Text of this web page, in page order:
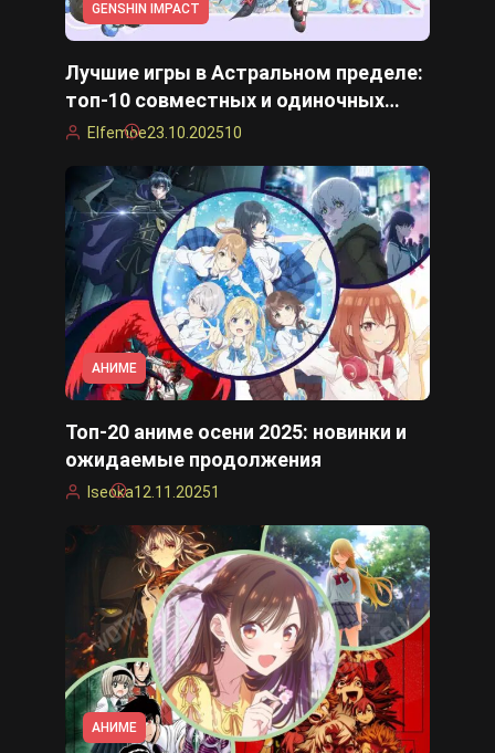
GENSHIN IMPACT
Лучшие игры в Астральном пределе:
топ-10 совместных и одиночных
режимов
Elfemoe23.10.202510
АНИМЕ
Топ-20 аниме осени 2025: новинки и
ожидаемые продолжения
Iseoka12.11.20251
АНИМЕ